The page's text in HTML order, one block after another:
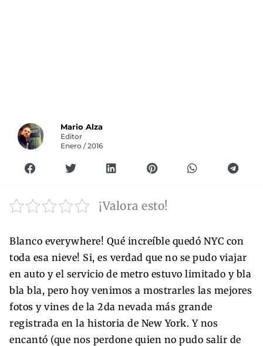
Mario Alza
Editor
Enero / 2016
¡Valora esto!
Blanco everywhere! Qué increíble quedó NYC con
toda esa nieve! Si, es verdad que no se pudo viajar
en auto y el servicio de metro estuvo limitado y bla
bla bla, pero hoy venimos a mostrarles las mejores
fotos y vines de la 2da nevada más grande
registrada en la historia de New York. Y nos
encantó (que nos perdone quien no pudo salir de